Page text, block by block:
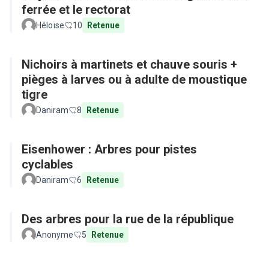
ferrée et le rectorat
Héloïse 10 Retenue
Nichoirs à martinets et chauve souris +
pièges à larves ou à adulte de moustique
tigre
Daniram 8 Retenue
Eisenhower : Arbres pour pistes
cyclables
Daniram 6 Retenue
Des arbres pour la rue de la république
Anonyme 5 Retenue